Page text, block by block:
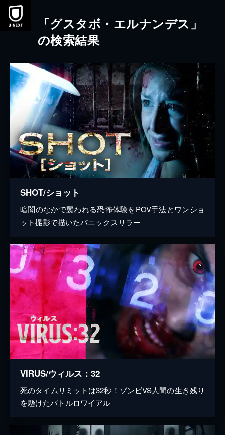
本文へスキップ
「グスタボ・エルナンデス」
の検索結果
SHOT/ショット
暗闇のなかで襲われる恐怖体験をPOV手法とワンショ
ット撮影で描いたパニックスリラー
VIRUS/ウィルス：32
死のタイムリミットは32秒！ゾンビVS人間の生き残り
を懸けたバトルロワイアル